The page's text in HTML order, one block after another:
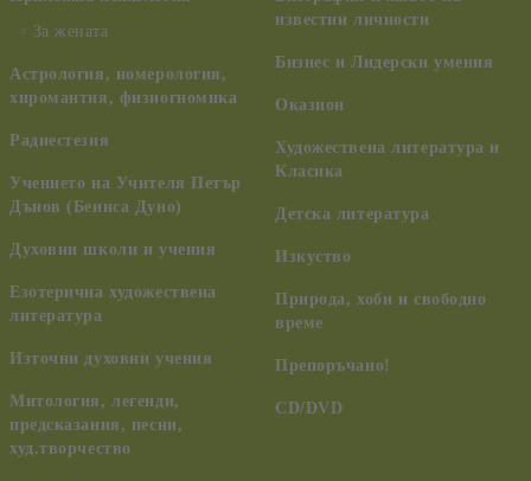
За жената
Астрология, номерология,
хиромантия, физиогномика
Радиестезия
Учението на Учителя Петър
Дънов (Беинса Дуно)
Духовни школи и учения
Езотерична художествена
литература
Източни духовни учения
Митология, легенди,
предсказания, песни,
худ.творчество
известни личности
Бизнес и Лидерски умения
Оказион
Художествена литература и
Класика
Детска литература
Изкуство
Природа, хоби и свободно
време
Препоръчано!
CD/DVD